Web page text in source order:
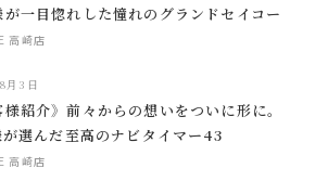
が一目惚れした憧れのグランドセイコー
高崎店
月3日
様紹介》前々からの想いをついに形に。
選んだ至高のナビタイマー43
高崎店